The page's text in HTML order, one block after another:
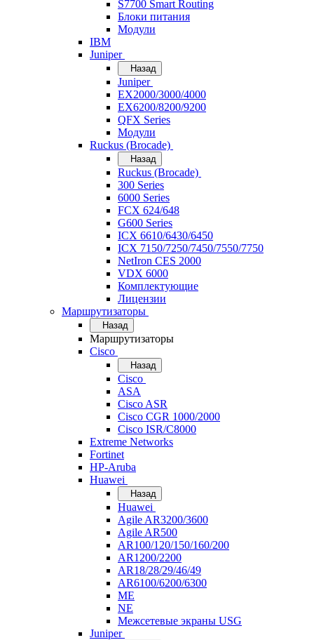
S7700 Smart Routing
Блоки питания
Модули
IBM
Juniper
Назад
Juniper
EX2000/3000/4000
EX6200/8200/9200
QFX Series
Модули
Ruckus (Brocade)
Назад
Ruckus (Brocade)
300 Series
6000 Series
FCX 624/648
G600 Series
ICX 6610/6430/6450
ICX 7150/7250/7450/7550/7750
NetIron CES 2000
VDX 6000
Комплектующие
Лицензии
Маршрутизаторы
Назад
Маршрутизаторы
Cisco
Назад
Cisco
ASA
Cisco ASR
Cisco CGR 1000/2000
Cisco ISR/С8000
Extreme Networks
Fortinet
HP-Aruba
Huawei
Назад
Huawei
Agile AR3200/3600
Agile AR500
AR100/120/150/160/200
AR1200/2200
AR18/28/29/46/49
AR6100/6200/6300
ME
NE
Межсетевые экраны USG
Juniper